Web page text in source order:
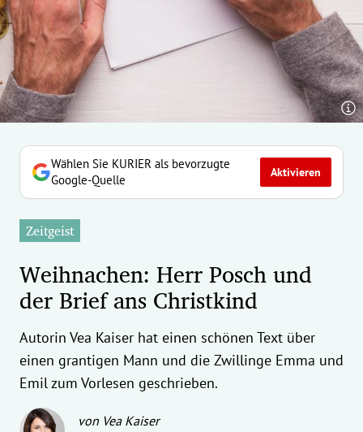
Untermenü
Untermenü
Untermenü
Untermenü
Untermenü
Untermenü
Untermenü
Untermenü
Untermenü
Wählen Sie KURIER als bevorzugte
Google-Quelle
Aktivieren
Zeitgeist
Weihnachen: Herr Posch und
der Brief ans Christkind
Autorin Vea Kaiser hat einen schönen Text über
einen grantigen Mann und die Zwillinge Emma und
Emil zum Vorlesen geschrieben.
von Vea Kaiser